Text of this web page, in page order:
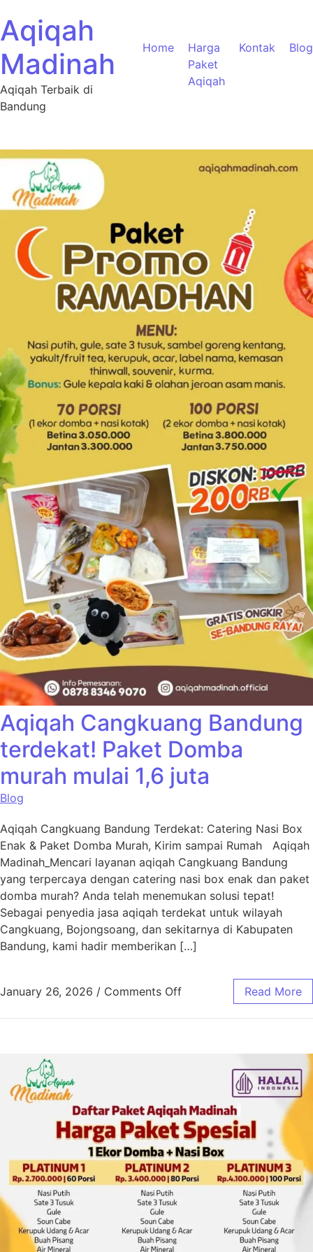
Aqiqah
Madinah
Aqiqah Terbaik di
Bandung
Home
Harga
Paket
Aqiqah
Kontak Blog
Aqiqah Cangkuang Bandung
terdekat! Paket Domba
murah mulai 1,6 juta
Blog
Aqiqah Cangkuang Bandung Terdekat: Catering Nasi Box
Enak & Paket Domba Murah, Kirim sampai Rumah Aqiqah
Madinah_Mencari layanan aqiqah Cangkuang Bandung
yang terpercaya dengan catering nasi box enak dan paket
domba murah? Anda telah menemukan solusi tepat!
Sebagai penyedia jasa aqiqah terdekat untuk wilayah
Cangkuang, Bojongsoang, dan sekitarnya di Kabupaten
Bandung, kami hadir memberikan […]
January 26, 2026 / Comments Off Read More